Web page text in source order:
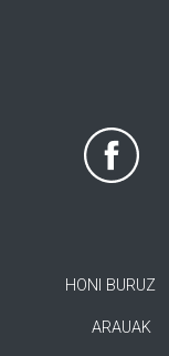
HONI BURUZ
ARAUAK